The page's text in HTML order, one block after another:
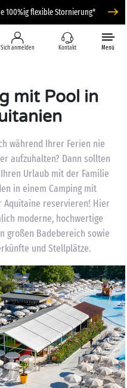
100%ig flexible Stornierung*
Sich anmelden Kontakt Menü
mit Pool in
während Ihrer Ferien nie
aufzuhalten? Dann sollten
Urlaub mit der Familie
in einem Camping mit
Aquitaine reservieren! Hier
moderne, hochwertige
großen Badebereich sowie
und Stellplätze.